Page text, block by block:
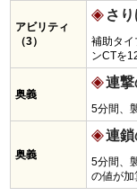
アビリティ
（3）
さ
補助タイ
ンCTを
奥義
連
5分間、
奥義
連
5分間、
の値が加